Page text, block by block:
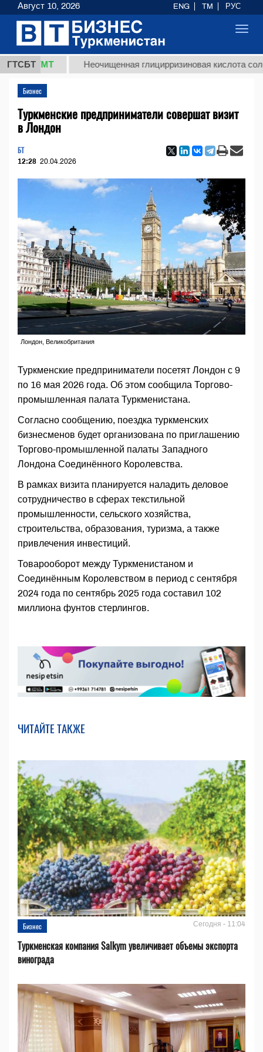
ГТСБТ
ТМТ Неочищенная глицирризиновая кислота
Бизнес
Туркменские предприниматели совершат визит
в Лондон
БТ
12:28 20.04.2026
Лондон, Великобритания
Туркменские предприниматели посетят Лондон с 9
по 16 мая 2026 года. Об этом сообщила Торгово-
промышленная палата Туркменистана.
Согласно сообщению, поездка туркменских
бизнесменов будет организована по приглашению
Торгово-промышленной палаты Западного
Лондона Соединённого Королевства.
В рамках визита планируется наладить деловое
сотрудничество в сферах текстильной
промышленности, сельского хозяйства,
строительства, образования, туризма, а также
привлечения инвестиций.
Товарооборот между Туркменистаном и
Соединённым Королевством в период с сентября
2024 года по сентябрь 2025 года составил 102
миллиона фунтов стерлингов.
ЧИТАЙТЕ ТАКЖЕ
Бизнес Сегодня - 11:04
Туркменская компания Salkym увеличивает объемы экспорта
винограда
Август 10, 2026 ENG TM РУС